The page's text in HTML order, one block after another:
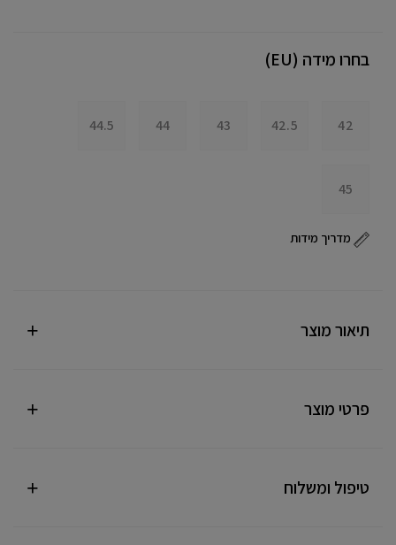
בחרו מידה (EU)
42
42.5
43
44
44.5
45
מדריך מידות
תיאור מוצר
פרטי מוצר
טיפול ומשלוח